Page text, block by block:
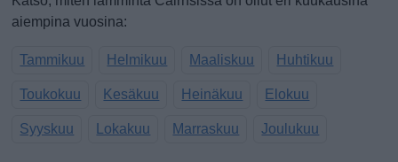
aiempina vuosina:
Tammikuu Helmikuu Maaliskuu Huhtikuu
Toukokuu Kesäkuu Heinäkuu Elokuu
Syyskuu Lokakuu Marraskuu Joulukuu